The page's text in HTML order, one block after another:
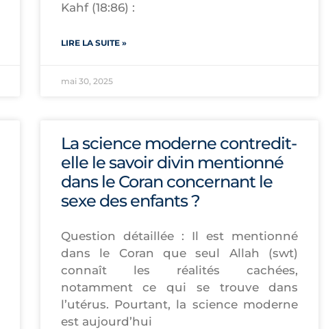
Kahf (18:86) :
LIRE LA SUITE »
mai 30, 2025
La science moderne contredit-
elle le savoir divin mentionné
dans le Coran concernant le
sexe des enfants ?
Question détaillée : Il est mentionné
dans le Coran que seul Allah (swt)
connaît les réalités cachées,
notamment ce qui se trouve dans
l’utérus. Pourtant, la science moderne
est aujourd’hui